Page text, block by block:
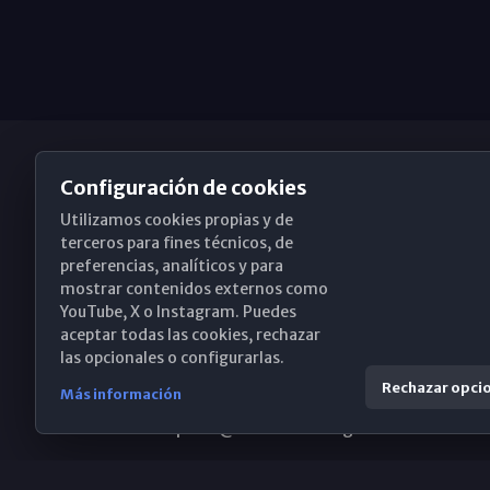
Obispado de Málaga
Santa María, 18-20. 29015 Málaga
(+34) 952 224 386
Configuración de cookies
Utilizamos cookies propias y de
terceros para fines técnicos, de
preferencias, analíticos y para
mostrar contenidos externos como
YouTube, X o Instagram. Puedes
aceptar todas las cookies, rechazar
las opcionales o configurarlas.
Más información Rechazar